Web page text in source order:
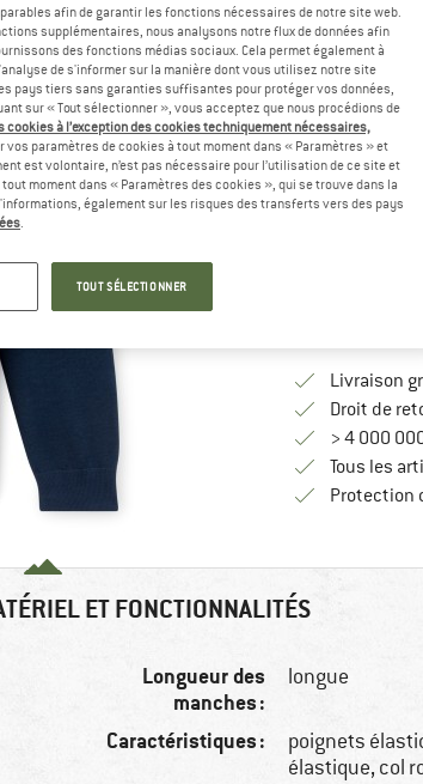
-60 % -60 %
Sélectionner taille:
S M
Guide des tailles
Délai de
Quantité:
Livraison
Droit de
> 4 000
Tous les
Protection
ET FONCTIONNALITÉS
Longueur des
manches :
longue
Caractéristiques :
poignets
élastique, col
afin de garantir les fonctions nécessaires de notre site web.
supplémentaires, nous analysons notre flux de données afin
des fonctions médias sociaux. Cela permet également à
de s'informer sur la manière dont vous utilisez notre site
pays tiers sans garanties suffisantes pour protéger vos données,
sur « Tout sélectionner », vous acceptez que nous procédions de
cookies à l’exception des cookies techniquement nécessaires,
vos paramètres de cookies à tout moment dans « Paramètres » et
est volontaire, n’est pas nécessaire pour l’utilisation de ce site et
moment dans « Paramètres des cookies », qui se trouve dans la
également sur les risques des transferts vers des pays
TOUT SÉLECTIONNER